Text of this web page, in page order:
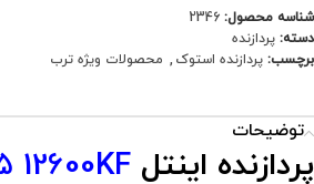
شناسه محصول: 2346
دسته: پردازنده
برچسب: پردازنده استوک , محصولات ویژه ترب
توضیحات
پردازنده اینتل